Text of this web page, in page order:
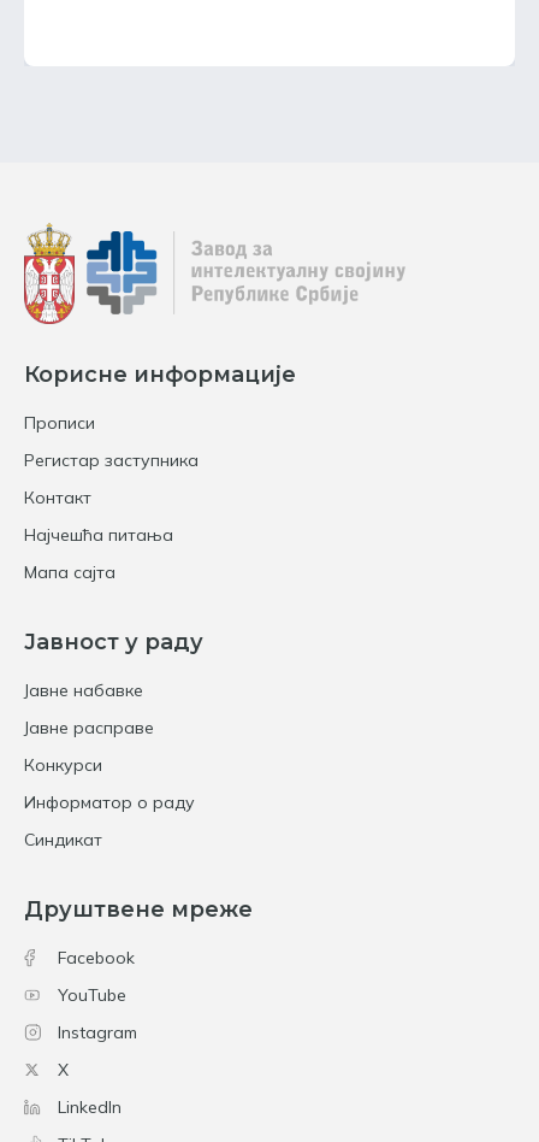
Корисне информације
Прописи
Регистар заступника
Контакт
Најчешћа питања
Мапа сајта
Јавност у раду
Јавне набавке
Јавне расправе
Конкурси
Информатор о раду
Синдикат
Друштвене мреже
Facebook
YouTube
Instagram
X
LinkedIn